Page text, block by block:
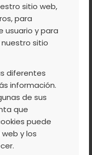
sitio web,
para
usuario y para
sitio
diferentes
información.
de sus
que
puede
y los
fluir, flotar, o
igual que las
De Marta
Tornadero,
Bona,
pueden
de
pintas rojas,